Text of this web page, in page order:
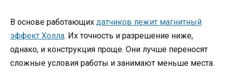
В основе работающих датчиков лежит магнитный
эффект Холла. Их точность и разрешение ниже,
однако, и конструкция проще. Они лучше переносят
сложные условия работы и занимают меньше места.